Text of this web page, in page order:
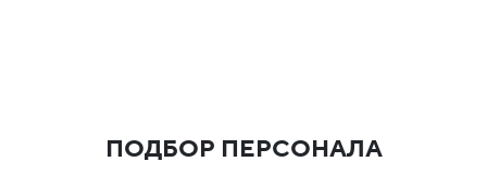
ПОДБОР ПЕРСОНАЛА